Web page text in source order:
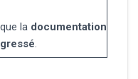
la documentation
.